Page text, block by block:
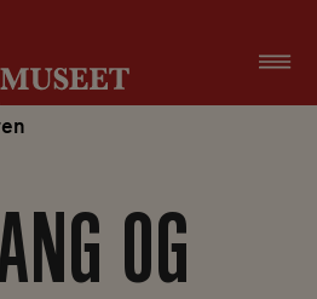
OG